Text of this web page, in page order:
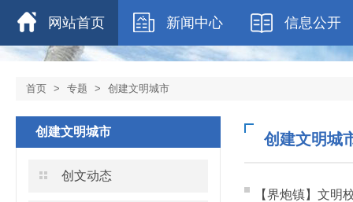
网站首页 新闻中心 信息公开
首页 > 专题 > 创建文明城市
创建文明城市
创文动态
创建文明城
【界炮镇】文明